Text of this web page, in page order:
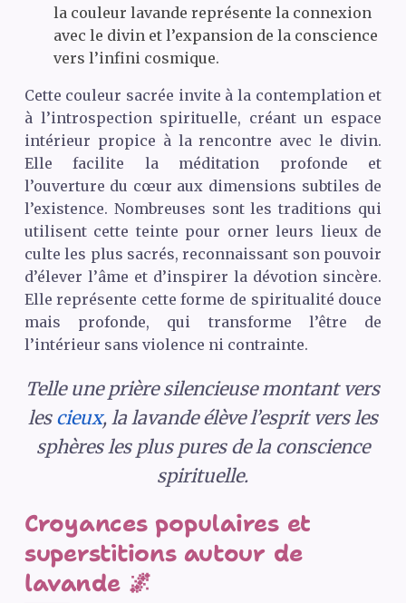
la couleur lavande représente la connexion
avec le divin et l’expansion de la conscience
vers l’infini cosmique.
Cette couleur sacrée invite à la contemplation et
à l’introspection spirituelle, créant un espace
intérieur propice à la rencontre avec le divin.
Elle facilite la méditation profonde et
l’ouverture du cœur aux dimensions subtiles de
l’existence. Nombreuses sont les traditions qui
utilisent cette teinte pour orner leurs lieux de
culte les plus sacrés, reconnaissant son pouvoir
d’élever l’âme et d’inspirer la dévotion sincère.
Elle représente cette forme de spiritualité douce
mais profonde, qui transforme l’être de
l’intérieur sans violence ni contrainte.
Telle une prière silencieuse montant vers
les cieux, la lavande élève l’esprit vers les
sphères les plus pures de la conscience
spirituelle.
Croyances populaires et
superstitions autour de
lavande 🌌